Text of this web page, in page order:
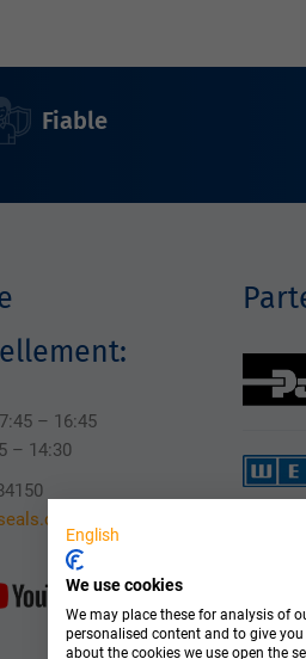
Fiable
– 16:45
– 14:30
English
We use cookies
We may place these for analysis of
personalised content and to give
about the cookies we use open the